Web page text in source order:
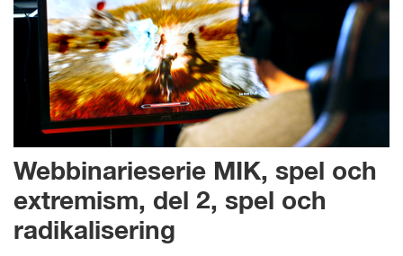
Webbinarieserie MIK, spel och
extremism, del 2, spel och
radikalisering